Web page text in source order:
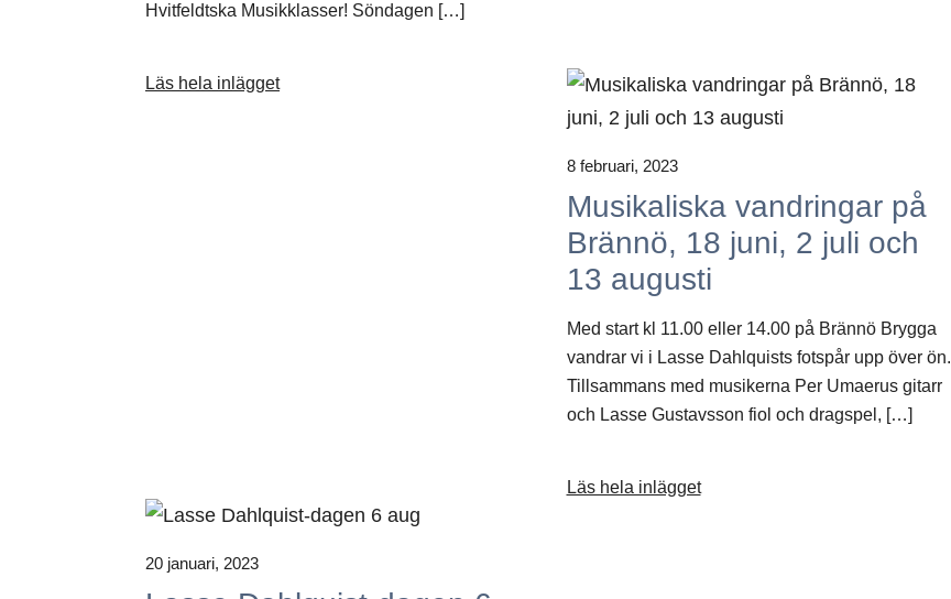
Hvitfeldtska Musikklasser! Söndagen […]
Läs hela inlägget
8 februari, 2023
Musikaliska vandringar på
Brännö, 18 juni, 2 juli och
13 augusti
Med start kl 11.00 eller 14.00 på Brännö Brygga
vandrar vi i Lasse Dahlquists fotspår upp över ön.
Tillsammans med musikerna Per Umaerus gitarr
och Lasse Gustavsson fiol och dragspel, […]
Läs hela inlägget
20 januari, 2023